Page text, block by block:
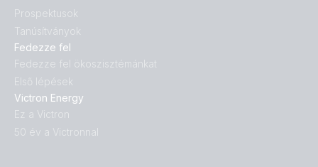
Fedezze fel
Fedezze fel ökoszisztémánkat
Első lépések
Victron Energy
Ez a Victron
50 év a Victronnal
Prospektusok
Tanúsítványok